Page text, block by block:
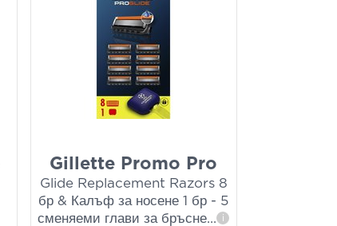
Gillette Promo Pro
Glide Replacement Razors 8
бр & Калъф за носене 1 бр - 5
сменяеми глави за бръсне... i